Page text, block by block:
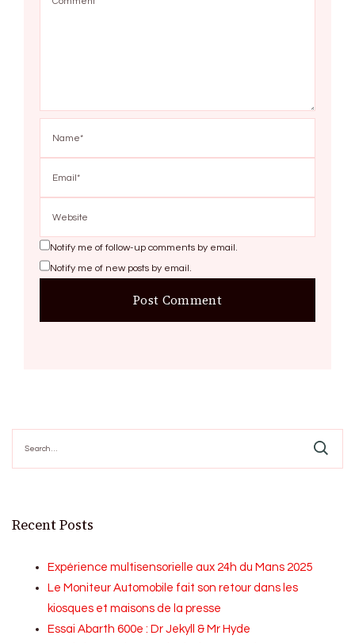
Notify me of follow-up comments by email.
Notify me of new posts by email.
for:
Recent Posts
Expérience multisensorielle aux 24h du Mans 2025
Le Moniteur Automobile fait son retour dans les
kiosques et maisons de la presse
Essai Abarth 600e : Dr Jekyll & Mr Hyde